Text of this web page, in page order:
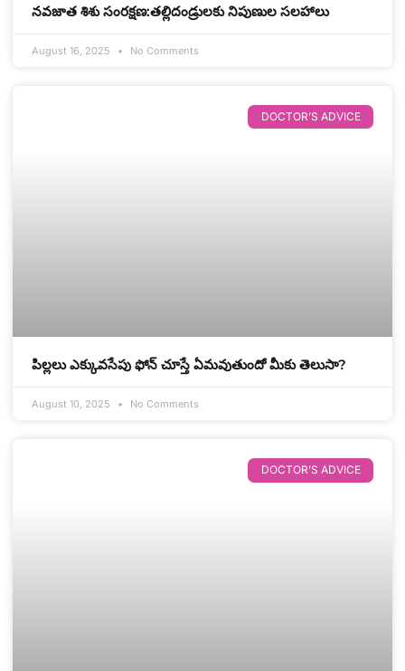
నవజాత శిశు సంరక్షణ:తల్లిదండ్రులకు నిపుణుల సలహాలు
August 16, 2025 No Comments
DOCTOR’S ADVICE
పిల్లలు ఎక్కువసేపు ఫోన్ చూస్తే ఏమవుతుందో మీకు తెలుసా?
August 10, 2025 No Comments
DOCTOR’S ADVICE